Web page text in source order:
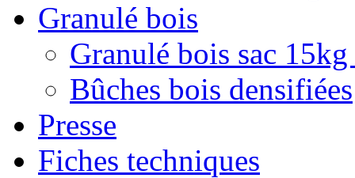
Granulé bois
Granulé bois sac
Bûches bois densifiées
Presse
Fiches techniques